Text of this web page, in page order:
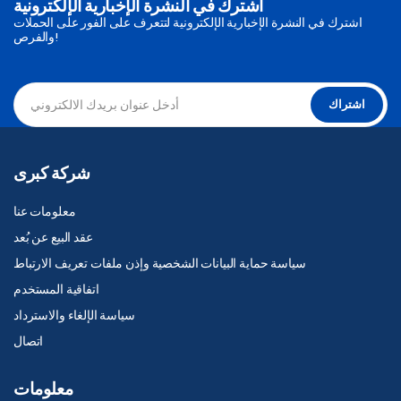
اشترك في النشرة الإخبارية الإلكترونية
اشترك في النشرة الإخبارية الإلكترونية لتتعرف على الفور على الحملات
والفرص!
اشتراك
شركة كبرى
معلومات عنا
عقد البيع عن بُعد
سياسة حماية البيانات الشخصية وإذن ملفات تعريف الارتباط
اتفاقية المستخدم
سياسة الإلغاء والاسترداد
اتصال
معلومات